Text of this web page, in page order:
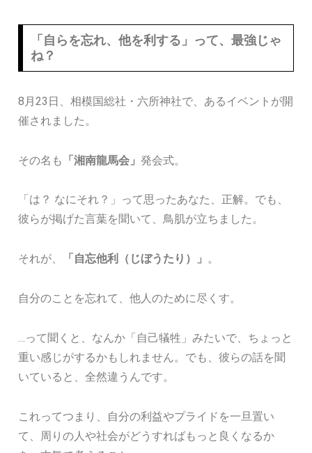
「自らを忘れ、他を利する」って、最強じゃ
ね？
8月23日、相模国総社・六所神社で、あるイベントが開
催されました。
その名も 「湘南龍馬会」 発会式。
「は？ なにそれ？」って思ったあなた、正解。でも、
彼らが掲げた言葉を聞いて、鳥肌が立ちました。
それが、 「自忘他利（じぼうたり）」 。
自分のことを忘れて、他人のために尽くす。
…って聞くと、なんか「自己犠牲」みたいで、ちょっと
重い感じがするかもしれません。でも、彼らの話を聞
いていると、全然違うんです。
これってつまり、自分の利益やプライドを一旦置い
て、周りの人や社会がどうすればもっと良くなるか